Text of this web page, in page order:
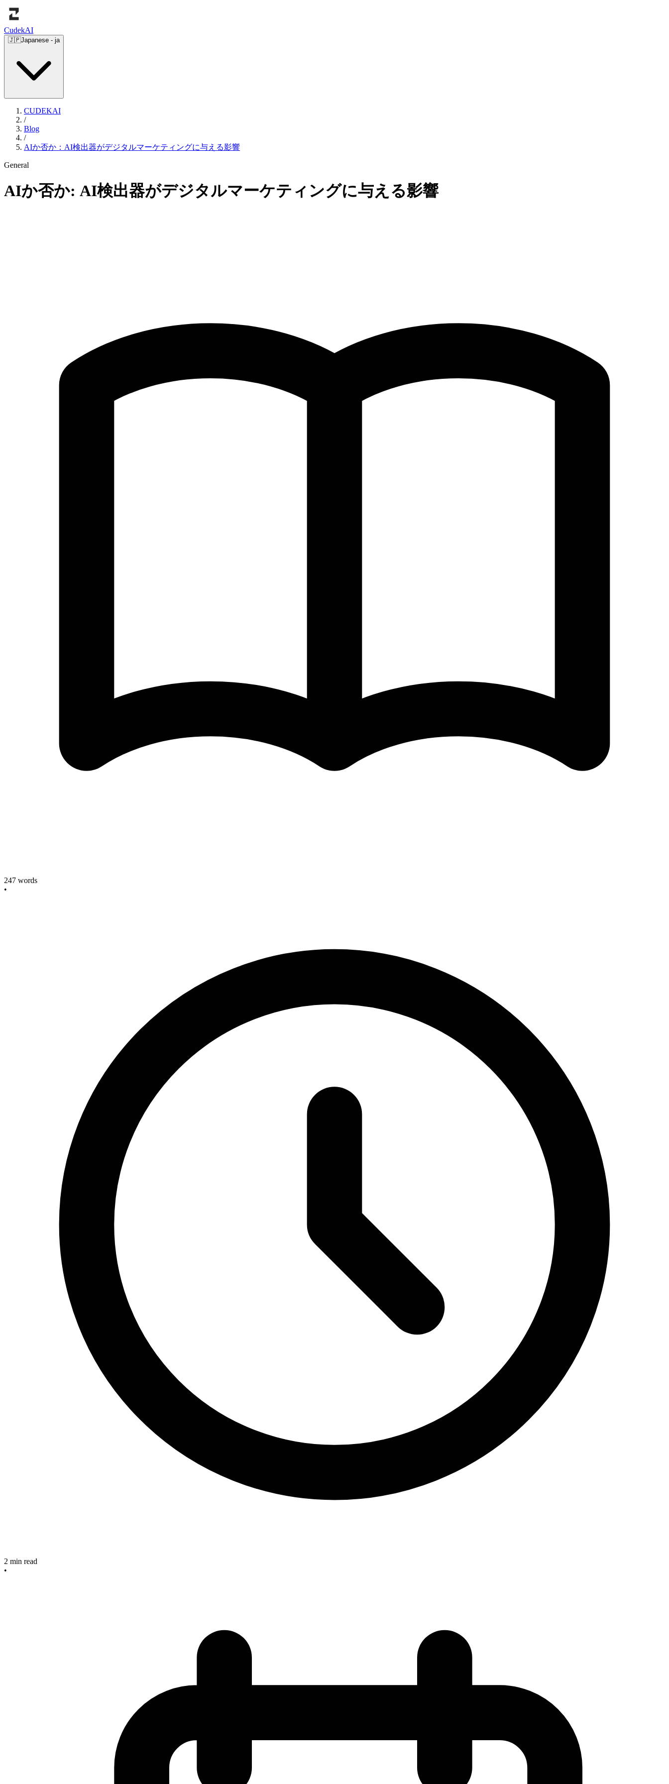
CudekAI
🇯🇵Japanese - ja
CUDEKAI
/
Blog
/
AIか否か：AI検出器がデジタルマーケティングに与える影響
General
AIか否か: AI検出器がデジタルマーケティングに与える影響
247 words
•
2 min read
•